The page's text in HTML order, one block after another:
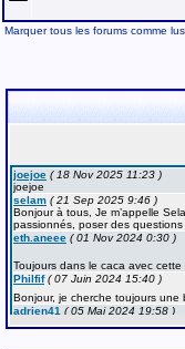
Marquer tous les forums comme lus